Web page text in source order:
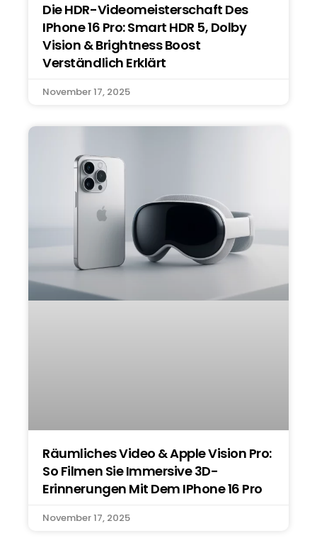
Die HDR-Videomeisterschaft Des
IPhone 16 Pro: Smart HDR 5, Dolby
Vision & Brightness Boost
Verständlich Erklärt
November 17, 2025
Räumliches Video & Apple Vision Pro:
So Filmen Sie Immersive 3D-
Erinnerungen Mit Dem IPhone 16 Pro
November 17, 2025